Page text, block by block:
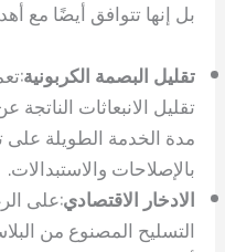
بل إنها تتوافق أيضًا مع
تقليل البصمة الكربونية
تقليل الانبعاثات
مدة الخدمة الطويلة على
بالإصلاحات والاستبدالات.
الادخار الاقتصادي:على
التسليح المصنوع من